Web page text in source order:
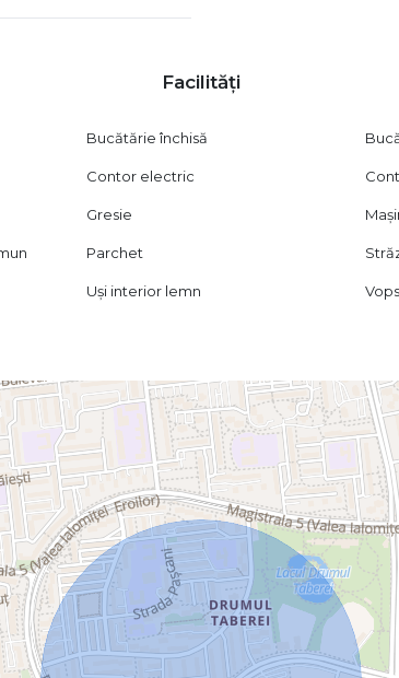
și etaje
unei vizionări, vă invităm să
Facilități
Bucătărie închisă
Contor electric
Gresie
Parchet
Uși interior lemn